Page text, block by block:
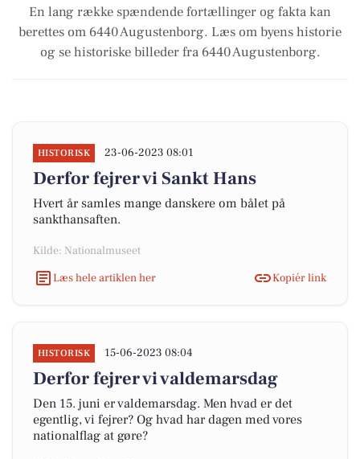
En lang række spændende fortællinger og fakta kan
berettes om 6440 Augustenborg. Læs om byens historie
og se historiske billeder fra 6440 Augustenborg.
HISTORISK 23-06-2023 08:01
Derfor fejrer vi Sankt Hans
Hvert år samles mange danskere om bålet på
sankthansaften.
Kilde: Nationalmuseet
Læs hele artiklen her
Kopiér link
HISTORISK 15-06-2023 08:04
Derfor fejrer vi valdemarsdag
Den 15. juni er valdemarsdag. Men hvad er det
egentlig, vi fejrer? Og hvad har dagen med vores
nationalflag at gøre?